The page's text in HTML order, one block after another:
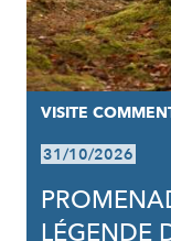
VISITE
31/10/2026
LÉGENDE